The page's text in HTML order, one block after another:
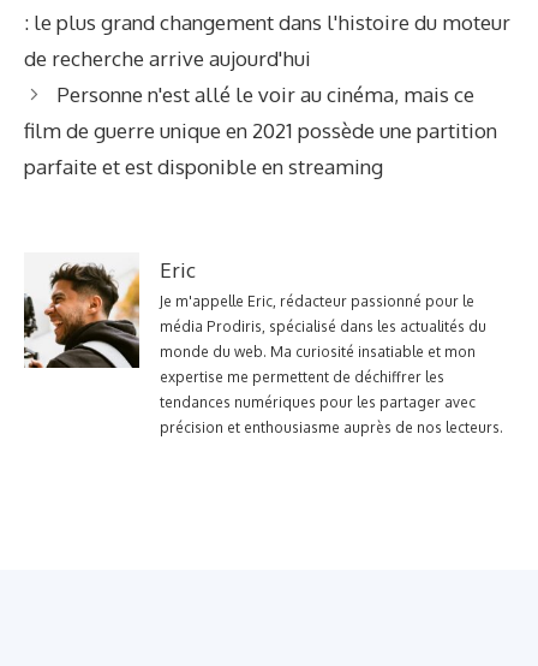
: le plus grand changement dans l'histoire du moteur
de recherche arrive aujourd'hui
Personne n'est allé le voir au cinéma, mais ce
film de guerre unique en 2021 possède une partition
parfaite et est disponible en streaming
Eric
Je m'appelle Eric, rédacteur passionné pour le
média Prodiris, spécialisé dans les actualités du
monde du web. Ma curiosité insatiable et mon
expertise me permettent de déchiffrer les
tendances numériques pour les partager avec
précision et enthousiasme auprès de nos lecteurs.